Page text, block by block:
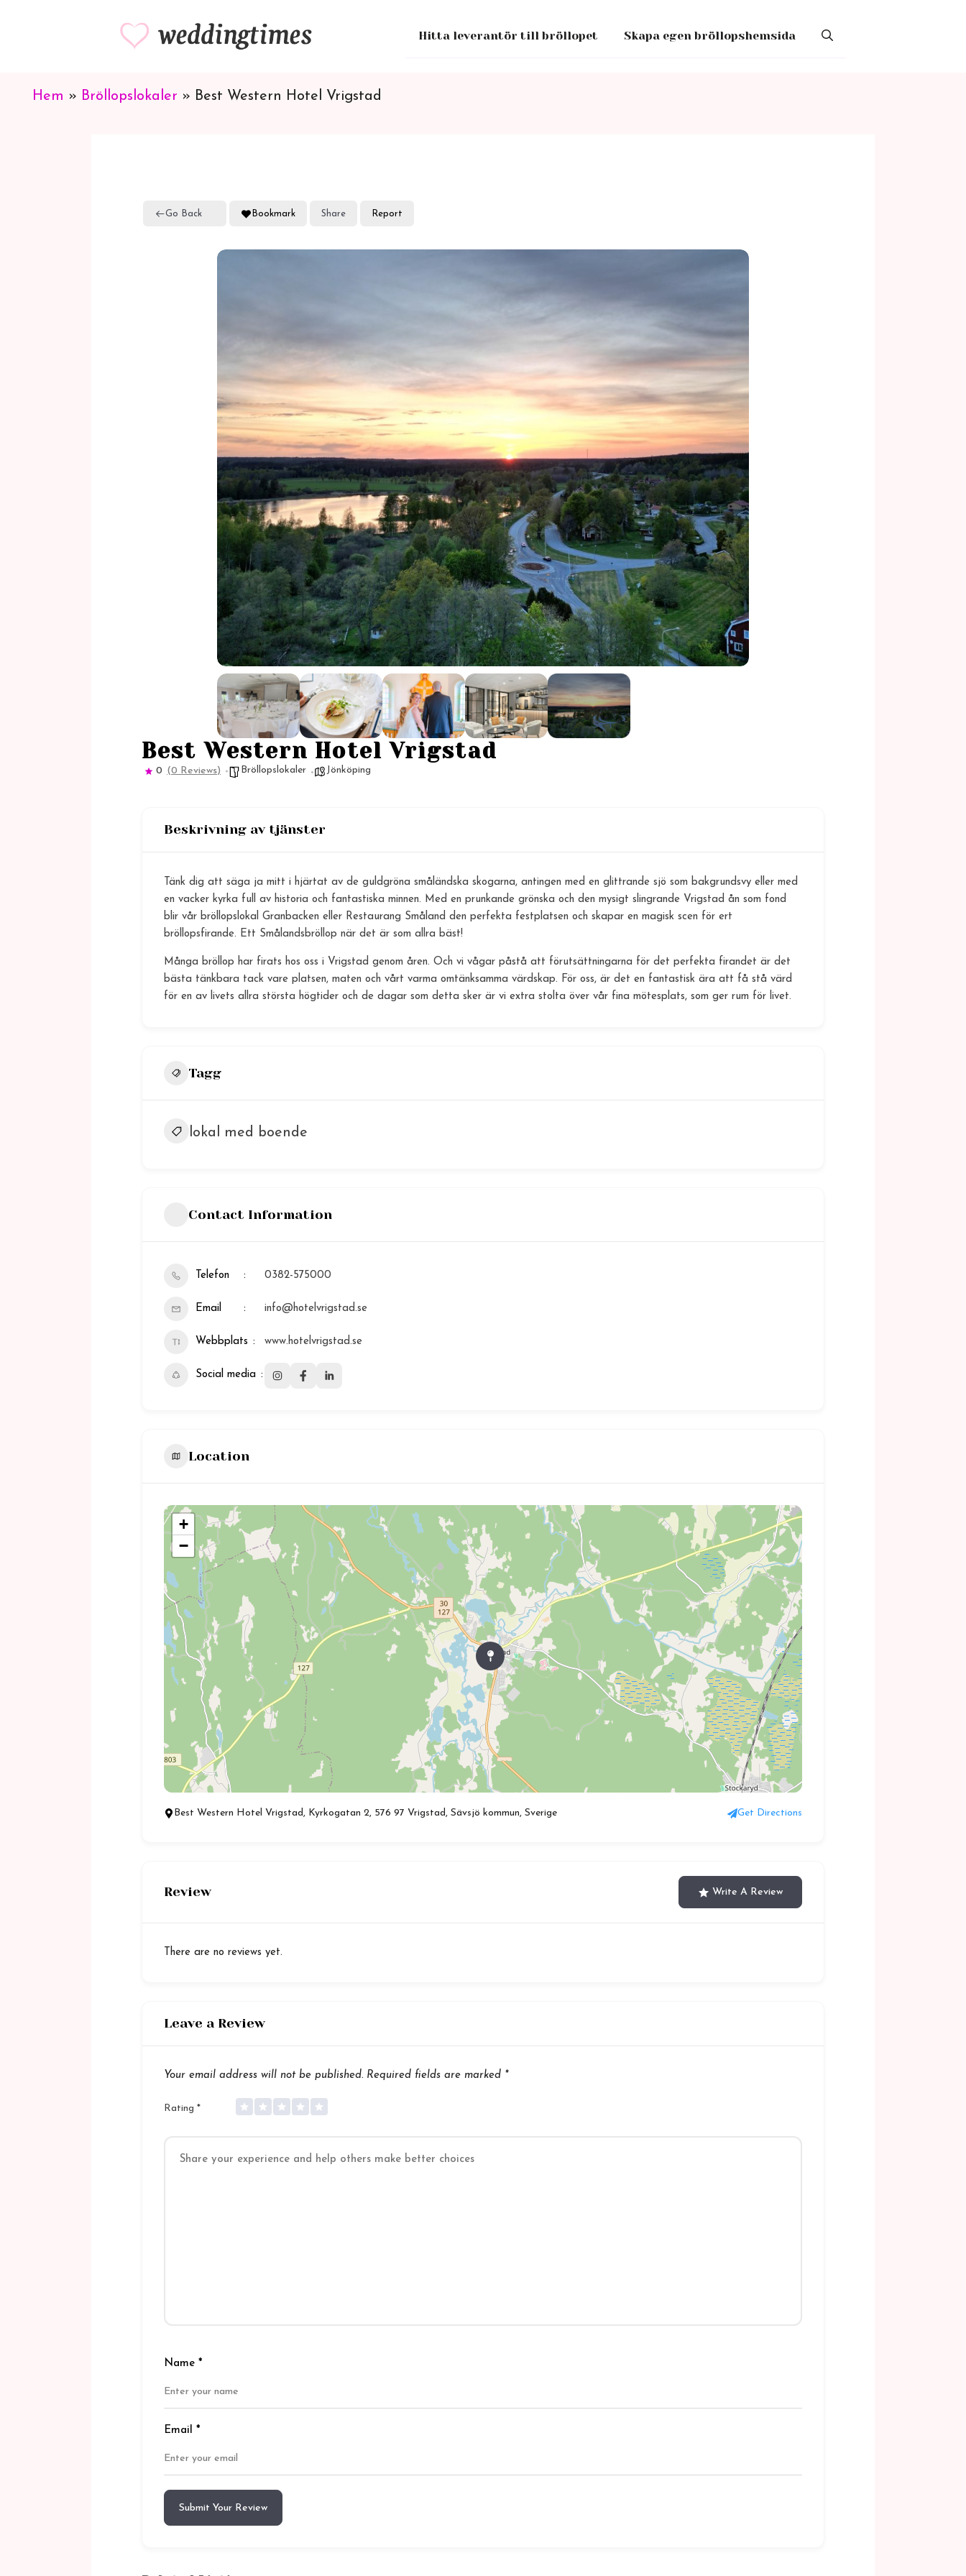
Hitta leverantör till bröllopet Skapa egen bröllopshemsida
Hem » Bröllopslokaler » Best Western Hotel Vrigstad
Go Back Bookmark Share Report
Best Western Hotel Vrigstad
0 (0 Reviews) Bröllopslokaler Jönköping
Beskrivning av tjänster
Tänk dig att säga ja mitt i hjärtat av de guldgröna småländska skogarna, antingen med en glittrande sjö som bakgrundsvy eller med
en vacker kyrka full av historia och fantastiska minnen. Med en prunkande grönska och den mysigt slingrande Vrigstad ån som fond
blir vår bröllopslokal Granbacken eller Restaurang Småland den perfekta festplatsen och skapar en magisk scen för ert
bröllopsfirande. Ett Smålandsbröllop när det är som allra bäst!
Många bröllop har firats hos oss i Vrigstad genom åren. Och vi vågar påstå att förutsättningarna för det perfekta firandet är det
bästa tänkbara tack vare platsen, maten och vårt varma omtänksamma värdskap. För oss, är det en fantastisk ära att få stå värd
för en av livets allra största högtider och de dagar som detta sker är vi extra stolta över vår fina mötesplats, som ger rum för livet.
Tagg
lokal med boende
Contact Information
Telefon 0382-575000
Email info@hotelvrigstad.se
Webbplats www.hotelvrigstad.se
Social media
Location
+
−
Best Western Hotel Vrigstad, Kyrkogatan 2, 576 97 Vrigstad, Sävsjö kommun, Sverige Get Directions
Review Write A Review
There are no reviews yet.
Leave a Review
Your email address will not be published. Required fields are marked *
Rating *
Name *
Email *
Submit Your Review